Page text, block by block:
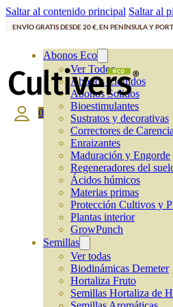
Saltar al contenido principal Saltar al
ENVÍO GRATIS DESDE 20 €, EN PENÍNSULA Y
Abonos Eco
Ver Todos
Abonos Líquidos
Abonos Solidos
Bioestimulantes
Sustratos y decorativas
Correctores de
Enraizantes
Maduración y Engorde
Regeneradores del
Ácidos húmicos
Materias primas
Protección Cultivos y
Plantas interior
GrowPunch
Semillas
Ver todas
Biodinámicas Demeter
Hortaliza Fruto
Semillas Hortaliza de
0